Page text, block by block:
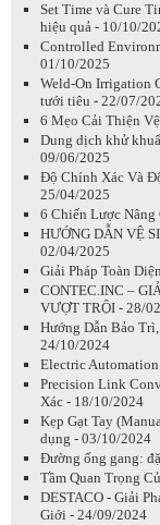
Set Time và Cure
hiệu quả - 10/10/
Controlled
01/10/2025
Weld-On Irrigation
tưới tiêu - 22/07/
6 Mẹo Cải Thiện
Dung dịch khử
09/06/2025
Độ Chính Xác Và
25/04/2025
6 Chiến Lược Nâng
HƯỚNG DẪN VỆ
02/04/2025
Giải Pháp Toàn
CONTEC.INC –
VƯỢT TRỘI - 28/
Hướng Dẫn Bảo
24/10/2024
Electric
Precision Link
Xác - 18/10/2024
Kẹp Gạt Tay
dụng - 03/10/2024
Đường ống gang:
Tầm Quan Trọng
DESTACO - Giải
Giới - 24/09/2024